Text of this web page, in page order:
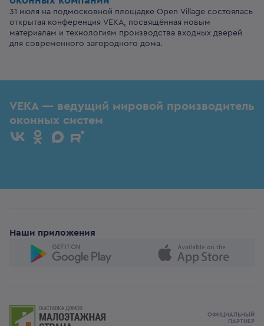
31 июля на подмосковной площадке Open Village состоялась
открытая конференция VEKA, посвящённая новым
материалам и технологиям производства входных дверей
для современного загородного дома.
VEKA — ведущий мировой производитель
оконных систем
Наши приложения
ОФИЦИАЛЬНЫЙ
ПАРТНЕР